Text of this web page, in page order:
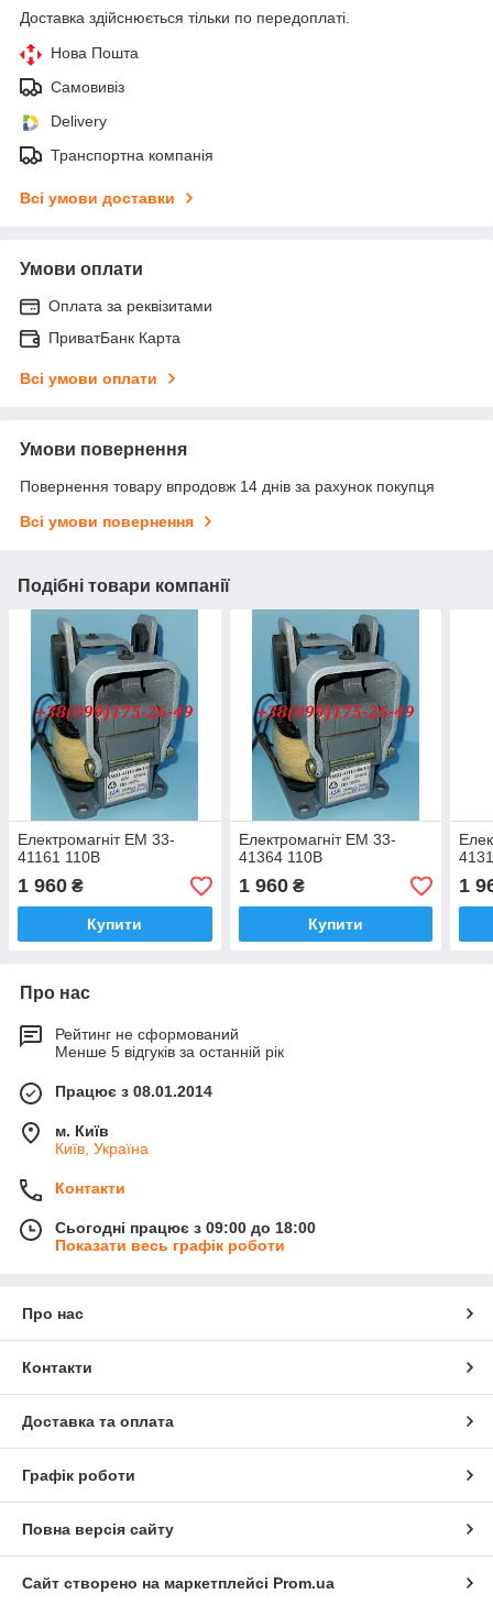
Доставка здійснюється тільки по передоплаті.
Нова Пошта
Самовивіз
Delivery
Транспортна компанія
Всі умови доставки
Умови оплати
Оплата за реквізитами
ПриватБанк Карта
Всі умови оплати
Умови повернення
Повернення товару впродовж 14 днів за рахунок покупця
Всі умови повернення
Подібні товари компанії
Електромагніт ЕМ 33-
41161 110В
1 960 ₴
Купити
Електромагніт ЕМ 33-
41364 110В
1 960₴
Купити
1
Про нас
Рейтинг не сформований
Менше 5 відгуків за останній рік
Працює з 08.01.2014
м. Київ
Київ, Україна
Контакти
Сьогодні працює з 09:00 до 18:00
Показати весь графік роботи
Про нас
Контакти
Доставка та оплата
Графік роботи
Повна версія сайту
Сайт створено на маркетплейсі Prom.ua